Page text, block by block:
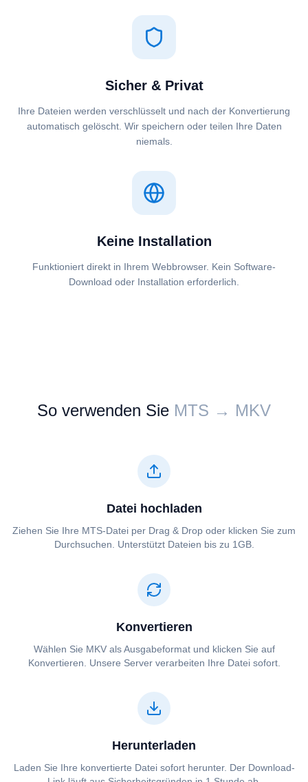
Sicher & Privat
Ihre Dateien werden verschlüsselt und nach der Konvertierung
automatisch gelöscht. Wir speichern oder teilen Ihre Daten
niemals.
Keine Installation
Funktioniert direkt in Ihrem Webbrowser. Kein Software-
Download oder Installation erforderlich.
So verwenden Sie ⁦⁦MTS⁩⁩ → ⁦⁦MKV⁩⁩
Datei hochladen
Ziehen Sie Ihre ⁦⁦MTS⁩⁩-Datei per Drag & Drop oder klicken Sie zum
Durchsuchen. Unterstützt Dateien bis zu 1GB.
Konvertieren
Wählen Sie ⁦⁦MKV⁩⁩ als Ausgabeformat und klicken Sie auf
Konvertieren. Unsere Server verarbeiten Ihre Datei sofort.
Herunterladen
Laden Sie Ihre konvertierte Datei sofort herunter. Der Download-